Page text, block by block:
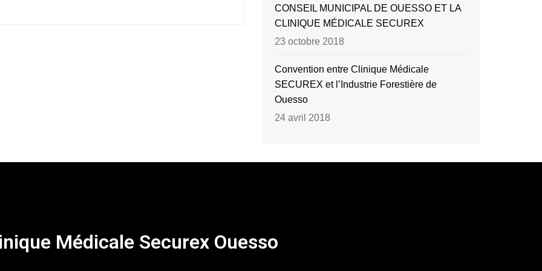
CONSEIL MUNICIPAL DE OUESSO ET LA
CLINIQUE MÉDICALE SECUREX
23 octobre 2018
Convention entre Clinique Médicale
SECUREX et l’Industrie Forestière de
Ouesso
24 avril 2018
Médicale Securex Ouesso